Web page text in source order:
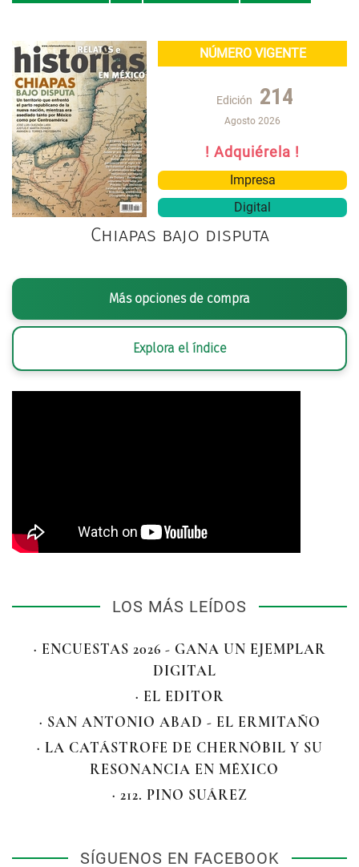
NÚMERO VIGENTE
Edición 214
Agosto 2026
! Adquiérela !
Impresa
Digital
Chiapas bajo disputa
Más opciones de compra
Explora el índice
LOS MÁS LEÍDOS
· ENCUESTAS 2026 - GANA UN EJEMPLAR
DIGITAL
· EL EDITOR
· SAN ANTONIO ABAD - EL ERMITAÑO
· LA CATÁSTROFE DE CHERNÓBIL Y SU
RESONANCIA EN MÉXICO
· 212. PINO SUÁREZ
SÍGUENOS EN FACEBOOK